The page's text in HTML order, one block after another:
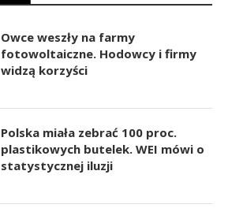
Owce weszły na farmy
fotowoltaiczne. Hodowcy i firmy
widzą korzyści
Polska miała zebrać 100 proc.
plastikowych butelek. WEI mówi o
statystycznej iluzji